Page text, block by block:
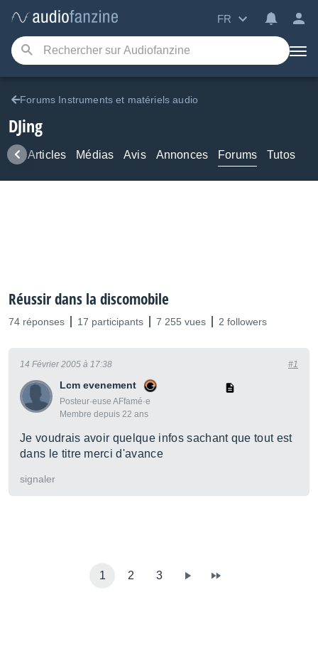
FR
Forums Instruments et matériels audio
DJing
Articles Médias Avis Annonces Forums Tutos
Réussir dans la discomobile
74 réponses 17 participants 7 255 vues 2 followers
Lcm evenement
Posteur·euse AFfamé·e
Membre depuis 22 ans
14 Février 2005 à 17:38 #1
Je voudrais avoir quelque infos sachant que tout est
dans le titre merci d'avance
signaler
1 2 3